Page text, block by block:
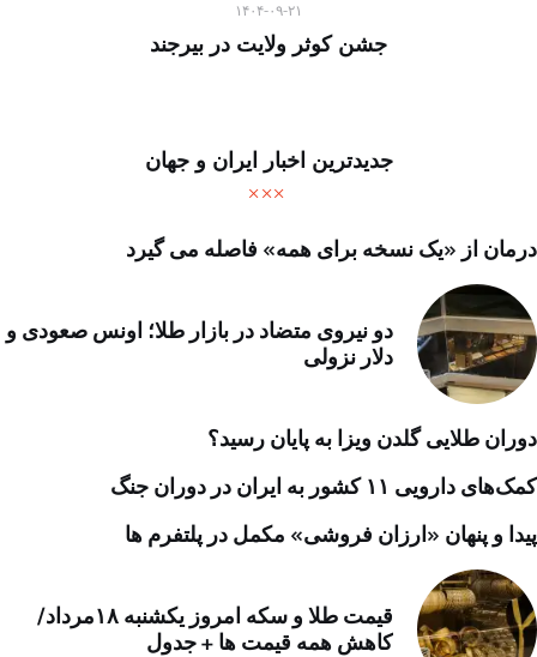
۱۴۰۴-۰۹-۲۱
جشن کوثر ولایت در بیرجند
جدیدترین اخبار ایران و جهان
درمان از «یک نسخه برای همه» فاصله می گیرد
دو نیروی متضاد در بازار طلا؛ اونس صعودی و
دلار نزولی
دوران طلایی گلدن ویزا به پایان رسید؟
کمک‌های دارویی ۱۱ کشور به ایران در دوران جنگ
پیدا و پنهان «ارزان فروشی» مکمل در پلتفرم ها
قیمت طلا و سکه امروز یکشنبه ۱۸مرداد/
کاهش همه قیمت ها + جدول